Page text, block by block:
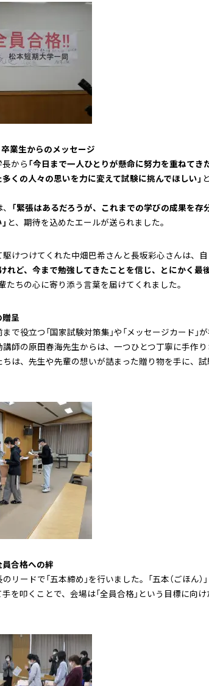
業生からのメッセージ
から 「今日まで一人ひとりが懸命に努力を重ねてき
くの人々の思いを力に変えて試験に挑んでほしい」
「緊張はあるだろうが、これまでの学びの成果を存
と、期待を込めたエールが送られました。
けつけてくれた中畑巴希さんと長坂彩心さんは、
れど、今まで勉強してきたことを信じ、とにかく最
たちの心に寄り添う言葉を届けてくれました。
贈呈
で役立つ「国家試験対策集」や「メッセージカード」
師の原田春海先生からは、一つひとつ丁寧に手作り
は、先生や先輩の想いが詰まった贈り物を手に、
員合格への絆
ードで「五本締め」を行いました。「五本（ごほん）」
を叩くことで、会場は「全員合格」という目標に向